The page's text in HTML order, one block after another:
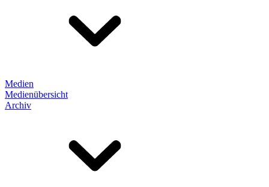
Medien
Medienübersicht
Archiv